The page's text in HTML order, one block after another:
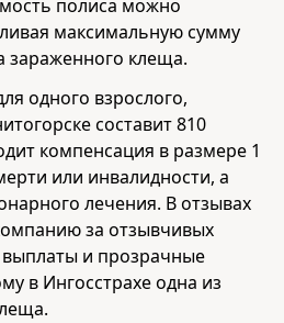
полиса можно
максимальную сумму
зараженного клеща.
одного взрослого,
составит 810
компенсация в размере 1
или инвалидности, а
лечения. В отзывах
за отзывчивых
и прозрачные
в Ингосстрахе одна из